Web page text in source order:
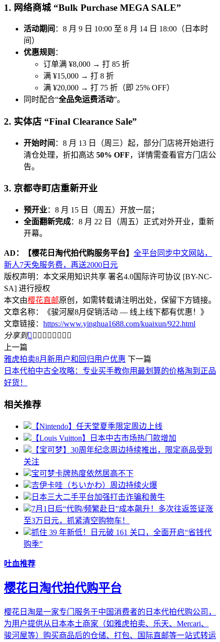
1. 网络商城 “Bulk Purchase MEGA SALE”
活动期间 ：8 月 9 日 10:00 至 8 月 14 日 18:00（日本时
间）
优惠规则 ：
订单满 ¥8,000 → 打 85 折
满 ¥15,000 → 打 8 折
满 ¥20,000 → 打 75 折（即 25% OFF）
同时配合“全品免运费活动”。
2. 实体店 “Final Clearance Sale”
开始时间 ：8 月 13 日（周三）起，部分门店将开始进行
清仓处理，折扣高达 50% OFF，详情需查看官方门店公
告。
3. 京都寺町店重新开业
预开业：8 月 15 日（周五）开放一层；
全面翻新完成：8 月 22 日（周五）正式对外开业，重新
开幕。
AD： 【樱花日淘代拍代购服务平台】 全平台同步中文网站，
新人7天免服务费，再送2000日元
版权声明：本文采用知识共享 署名4.0国际许可协议 [BY-NC-
SA] 进行授权
本文由樱花直邮原创，如需转载请注明出处，保留下方链接。
文章名称：《骏河屋8月促销活动 — 线上线下都有优惠！》
文章链接： https://www.yinghua1688.com/kuaixun/922.html
分享到        
上一篇
雅虎拍卖8月新用户和回归用户优惠 下一篇
日本代拍中古全攻略：专业买手教你用最划算的价格淘到正品
好货！
相关推荐
【Nintendo】任天堂夏季限定周边上线
【Louis Vuitton】日本中古市场热门款增加
【宝可梦】30周年纪念周边持续推出，限定商品受到
关注
宝可梦卡牌热度依然居高不下
吉伊卡哇（ちいかわ）周边持续火爆
日本三大二手平台加强打击诈骗和黄牛
7月1日后“代购/频繁赴日”成本飙升！多次往返签证涨
至3万日元，抓紧清空购物车！
抓住 39 年新低！日元破 161 关口，全面开启“省钱代
购季”
吐血推荐
樱花日淘代拍代购平台
樱花日淘是一家专门服务于中国消费者的日本代拍代购公司，
为用户提供从日本本土商家（如雅虎拍卖、乐天、Mercari、
骏河屋等）购买商品后的仓储、打包、国际直邮等一站式转运